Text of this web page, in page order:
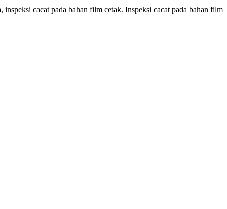
cacat pada bahan film cetak. Inspeksi cacat pada bahan film